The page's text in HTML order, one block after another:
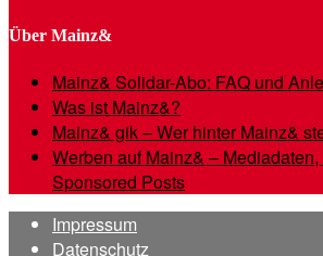
Über Mainz&
Mainz& Solidar-Abo: FAQ und
Was ist Mainz&?
Mainz& gik – Wer hinter Mainz&
Werben auf Mainz& –
Sponsored Posts
Impressum
Datenschutz